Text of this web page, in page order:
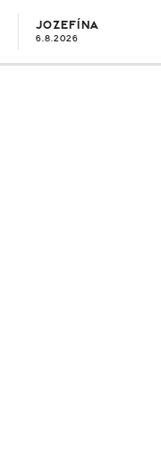
JOZEFÍNA
6.8.2026